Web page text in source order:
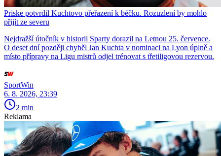
Priske potvrdil Kuchtovo přeřazení k béčku. Rozuzlení by mohlo
přijít ze severu
Nejdražší útočník v historii Sparty dorazil na Letnou 25. července.
O deset dní později chyběl Jan Kuchta v nominaci na Lyon úplně a
místo přípravy na Ligu mistrů odjel trénovat s třetiligovou rezervou.
SportWin
6. 8. 2026, 23:39
2 min
Reklama